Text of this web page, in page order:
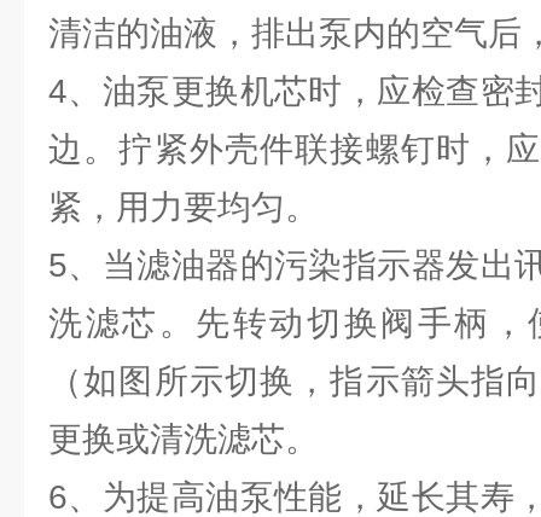
清洁的油液，排出泵内的空气后
4、油泵更换机芯时，应检查密
边。拧紧外壳件联接螺钉时，
紧，用力要均匀。
5、当滤油器的污染指示器发出
洗滤芯。先转动切换阀手柄，
（如图所示切换，指示箭头指
更换或清洗滤芯。
6、为提高油泵性能，延长其寿